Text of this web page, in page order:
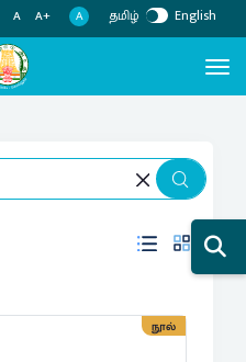
A A+ A தமிழ் English
நூல்